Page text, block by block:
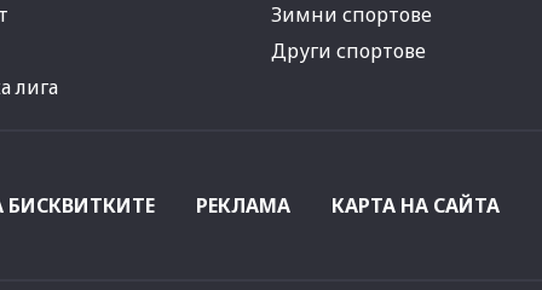
лига
Зимни спортове
Други спортове
БИСКВИТКИТЕ РЕКЛАМА КАРТА НА САЙТА